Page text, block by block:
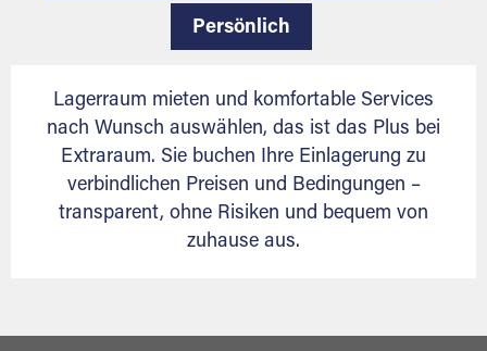
Persönlich
Lagerraum mieten und komfortable Services
nach Wunsch auswählen, das ist das Plus bei
Extraraum. Sie buchen Ihre Einlagerung zu
verbindlichen Preisen und Bedingungen –
transparent, ohne Risiken und bequem von
zuhause aus.